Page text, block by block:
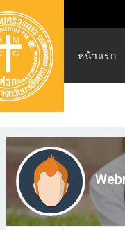
หน้าแรก